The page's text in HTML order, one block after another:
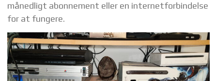
månedligt abonnement eller en internetforbindelse
for at fungere.